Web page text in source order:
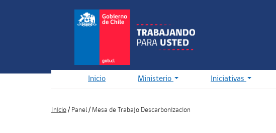
Inicio Ministerio Iniciativas
Inicio/ Panel/ Mesa de Trabajo Descarbonizacion